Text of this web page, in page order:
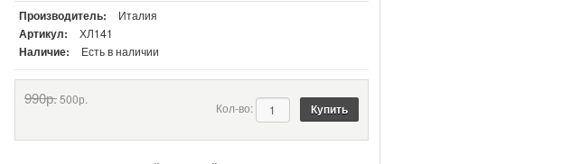
Производитель: Италия
Артикул: ХЛ141
Наличие: Есть в наличии
990р.500р.
Кол-во: